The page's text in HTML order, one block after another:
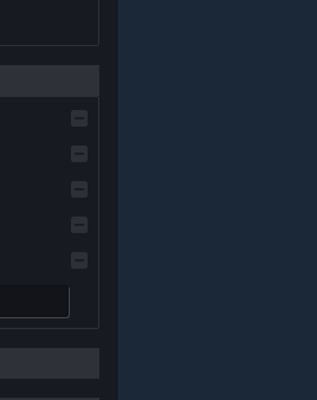
所有商标均为其在
。隐私政策|法